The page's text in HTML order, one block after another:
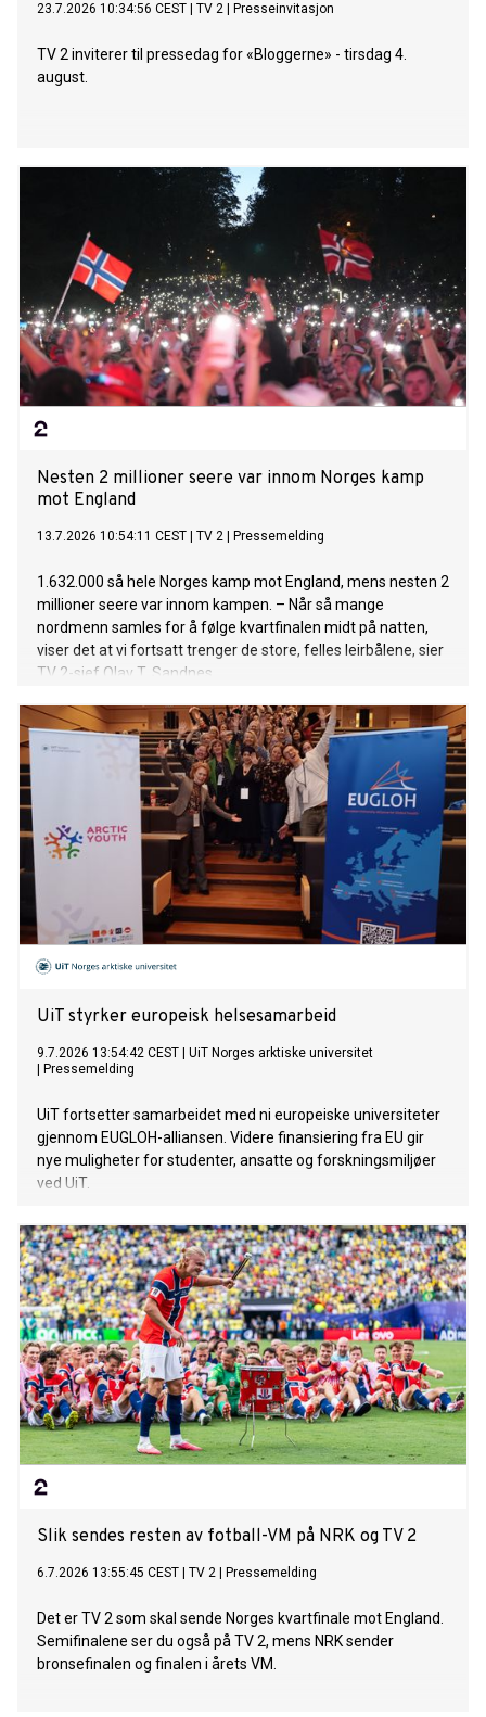
23.7.2026 10:34:56 CEST TV 2 Presseinvitasjon
TV 2 inviterer til pressedag for «Bloggerne» - tirsdag 4.
august.
Nesten 2 millioner seere var innom Norges kamp
mot England
13.7.2026 10:54:11 CEST TV 2 Pressemelding
1.632.000 så hele Norges kamp mot England, mens nesten 2
millioner seere var innom kampen. – Når så mange
nordmenn samles for å følge kvartfinalen midt på natten,
viser det at vi fortsatt trenger de store, felles leirbålene, sier
TV 2-sjef Olav T. Sandnes.
UiT styrker europeisk helsesamarbeid
9.7.2026 13:54:42 CEST
UiT Norges arktiske universitet
Pressemelding
UiT fortsetter samarbeidet med ni europeiske universiteter
gjennom EUGLOH-alliansen. Videre finansiering fra EU gir
nye muligheter for studenter, ansatte og forskningsmiljøer
ved UiT.
Slik sendes resten av fotball-VM på NRK og TV 2
6.7.2026 13:55:45 CEST TV 2 Pressemelding
Det er TV 2 som skal sende Norges kvartfinale mot England.
Semifinalene ser du også på TV 2, mens NRK sender
bronsefinalen og finalen i årets VM.